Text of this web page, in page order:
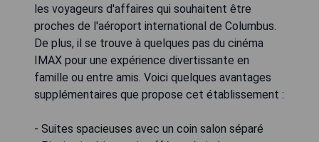
les voyageurs d'affaires qui souhaitent être
proches de l'aéroport international de Columbus.
De plus, il se trouve à quelques pas du cinéma
IMAX pour une expérience divertissante en
famille ou entre amis. Voici quelques avantages
supplémentaires que propose cet établissement :
- Suites spacieuses avec un coin salon séparé